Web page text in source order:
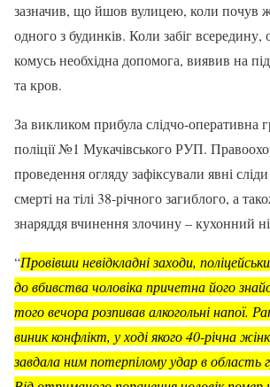
зазначив, що йшов вулицею, коли почув
одного з будинків. Коли забіг
комусь необхідна допомога, виявив на
та кров.
За викликом прибула слідчо-оперативна
поліції №1 Мукачівського РУП.
проведення огляду зафіксували явні
смерті на тілі 38-річного загиблого, а
знаряддя вчинення злочину – кухонний
“Провівши невідкладні заходи,
до вбивства чоловіка причетна його
того вечора розпивав алкогольні напої.
виник конфлікт, у ході якого 40-річна
завдала ним потерпілому удар в область